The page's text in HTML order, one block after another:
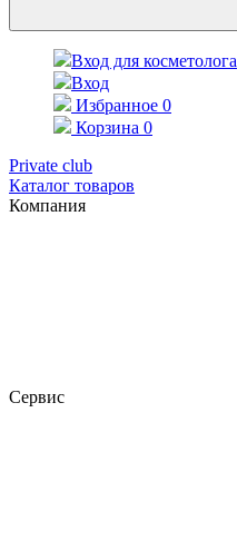
Вход для косметолога
Вход
Избранное 0
Корзина 0
Private club
Каталог товаров
Компания
Сервис